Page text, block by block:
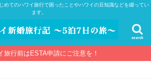
めてのハワイ旅行で困ったことやハワイの豆知識などを綴ってい
ます。
search
旅行前はESTA申請にご注意を！